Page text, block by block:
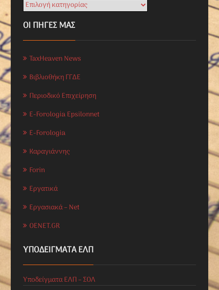
ΟΙ ΠΗΓΕΣ ΜΑΣ
TaxHeaven News
Βιβλιοθήκη ΓΓΔΕ
Περιοδικό Επιχείρηση
E-Forologia Epsilonnet
E-Forologia
Καραγιάννης
Forin
Εργατικά
Εργασιακά – Net
OENET.GR
ΥΠΟΔΕΊΓΜΑΤΑ ΕΛΠ
Υποδείγματα ΕΛΠ – ΣΟΛ